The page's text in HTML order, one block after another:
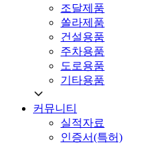
조달제품
쏠라제품
건설용품
주차용품
도로용품
기타용품
커뮤니티
실적자료
인증서(특허)